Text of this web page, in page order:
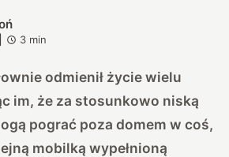
3 min
odmienił życie wielu
im, że za stosunkowo niską
pograć poza domem w coś,
mobilką wypełnioną